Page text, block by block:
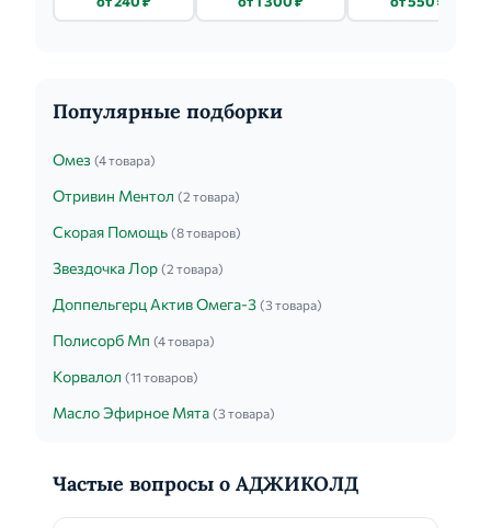
МАЛИНОВЫЙ
Популярные подборки
Омез (4 товара)
Отривин Ментол (2 товара)
Скорая Помощь (8 товаров)
Звездочка Лор (2 товара)
Доппельгерц Актив Омега-3 (3 товара)
Полисорб Мп (4 товара)
Корвалол (11 товаров)
Масло Эфирное Мята (3 товара)
Частые вопросы о АДЖИКОЛД